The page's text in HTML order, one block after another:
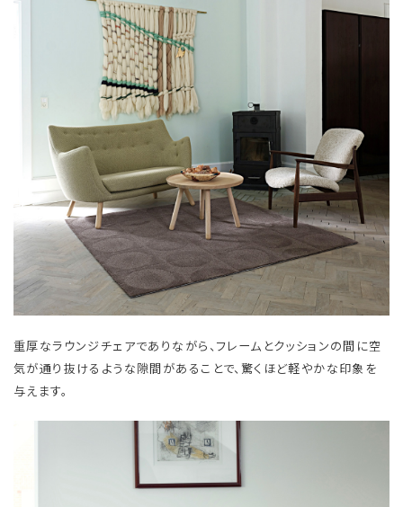
重厚なラウンジチェアでありながら、フレームとクッションの間に空
気が通り抜けるような隙間があることで、驚くほど軽やかな印象を
与えます。